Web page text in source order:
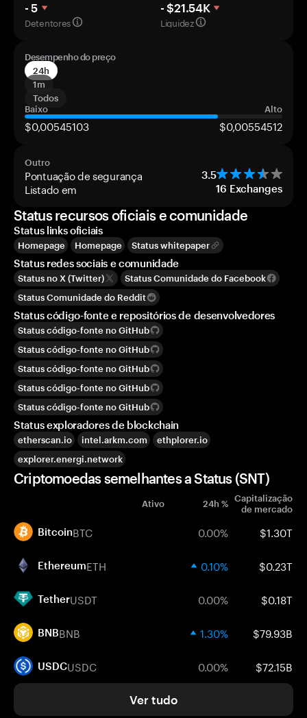
- 5
Detentores
- $21.54K
Liquidez
Desempenho do preço
24h
1m
Todos
Baixo
Alto
$0,00545103 $0,00554512
Outro
Pontuação de segurança 3.5
Listado em 16 Exchanges
Status recursos oficiais e comunidade
Status links oficiais
Homepage Homepage Status whitepaper
Status redes sociais e comunidade
Status no X (Twitter)
Status Comunidade do Facebook
Status Comunidade do Reddit
Status código-fonte e repositórios de desenvolvedores
Status código-fonte no GitHub
Status código-fonte no GitHub
Status código-fonte no GitHub
Status código-fonte no GitHub
Status código-fonte no GitHub
Status exploradores de blockchain
etherscan.io intel.arkm.com
ethplorer.io
explorer.energi.network
Criptomoedas semelhantes a Status (SNT)
Ativo 24h % Capitalização
de mercado
BitcoinBTC 0.00% $1.30T
EthereumETH 0.10% $0.23T
TetherUSDT 0.00% $0.18T
BNBBNB 1.30% $79.93B
USDCUSDC 0.00% $72.15B
Ver tudo